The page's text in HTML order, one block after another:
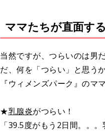
ママたちが直面す
当然ですが、つらいのは男
だ、何を「つらい」と思う
『ウィメンズパーク』のマ
★乳腺炎がつらい！
「39.5度がもう2日間。。